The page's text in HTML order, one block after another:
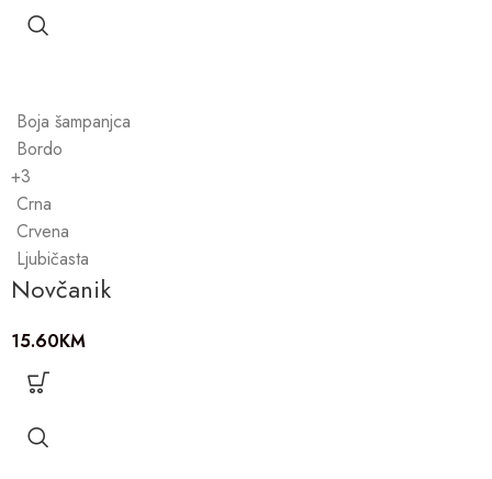
Boja šampanjca
Bordo
+3
Crna
Crvena
Ljubičasta
Novčanik
15.60KM